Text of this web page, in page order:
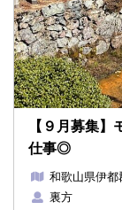
【９月募集
仕事◎
和歌山県伊都
裏方